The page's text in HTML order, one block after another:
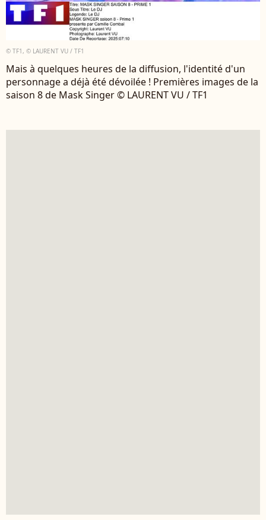
© TF1, © LAURENT VU / TF1
Mais à quelques heures de la diffusion, l'identité d'un
personnage a déjà été dévoilée ! Premières images de la
saison 8 de Mask Singer © LAURENT VU / TF1